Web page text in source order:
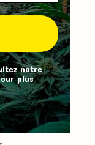
notre
plus